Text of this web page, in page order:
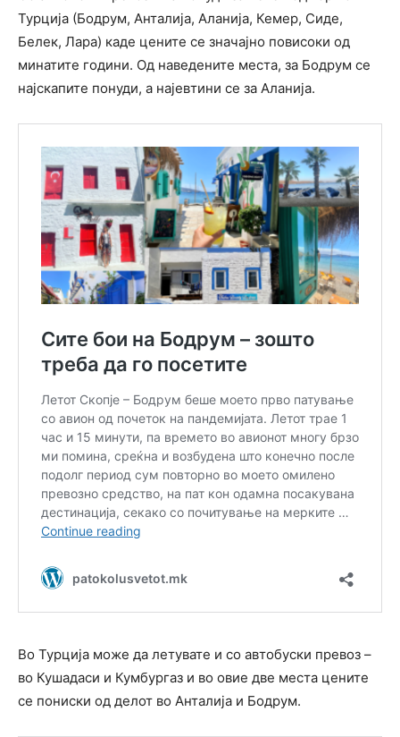
Турција (Бодрум, Анталија, Аланија, Кемер, Сиде,
Белек, Лара) каде цените се значајно повисоки од
минатите години. Од наведените места, за Бодрум се
најскапите понуди, а најевтини се за Аланија.
Во Турција може да летувате и со автобуски превоз –
во Кушадаси и Кумбургаз и во овие две места цените
се пониски од делот во Анталија и Бодрум.